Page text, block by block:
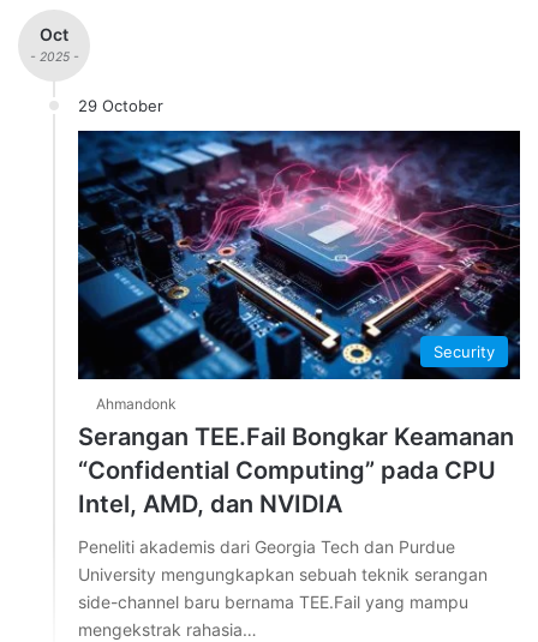
Oct
- 2025 -
29 October
Security
Ahmandonk
Serangan TEE.Fail Bongkar Keamanan
“Confidential Computing” pada CPU
Intel, AMD, dan NVIDIA
Peneliti akademis dari Georgia Tech dan Purdue
University mengungkapkan sebuah teknik serangan
side-channel baru bernama TEE.Fail yang mampu
mengekstrak rahasia…